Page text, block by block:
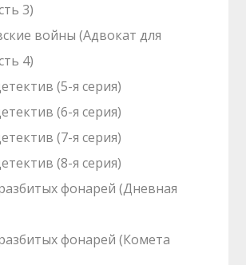
3)
войны (Адвокат для
4)
(5-я серия)
(6-я серия)
(7-я серия)
(8-я серия)
фонарей (Дневная
фонарей (Комета